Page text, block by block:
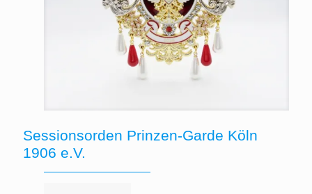
Sessionsorden Prinzen-Garde Köln
1906 e.V.